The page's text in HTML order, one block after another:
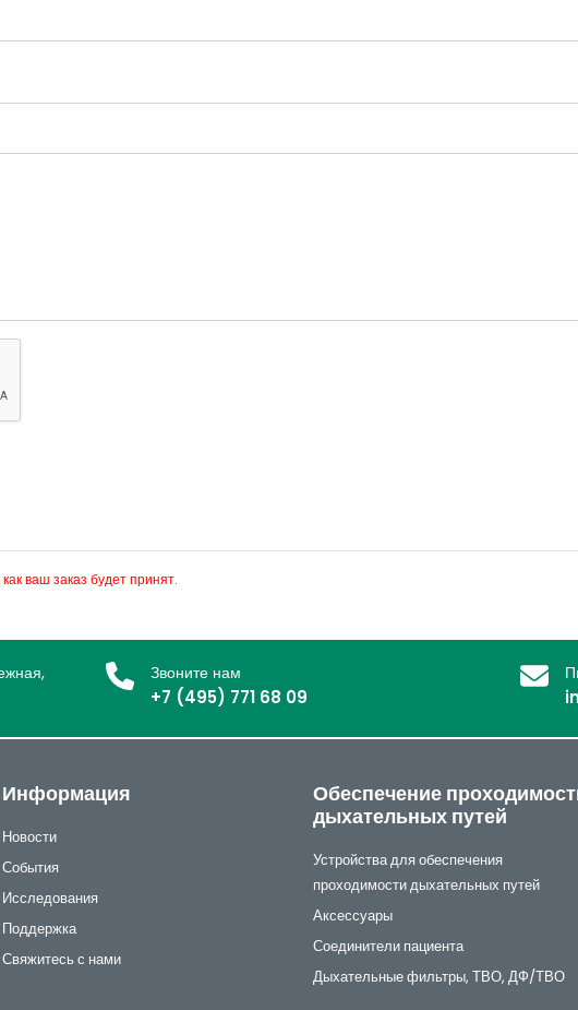
ваш заказ будет принят.
Звоните нам
+7 (495) 771 68 09
Информация
Новости
События
Исследования
Поддержка
Свяжитесь с нами
Обеспечение
дыхательных путей
Устройства для обеспечения
проходимости дыхательных путей
Аксессуары
Соединители пациента
Дыхательные фильтры, ТВО, ДФ/ТВО